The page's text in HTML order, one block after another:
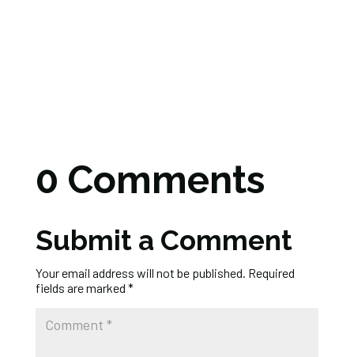
0 Comments
Submit a Comment
Your email address will not be published. Required
fields are marked *